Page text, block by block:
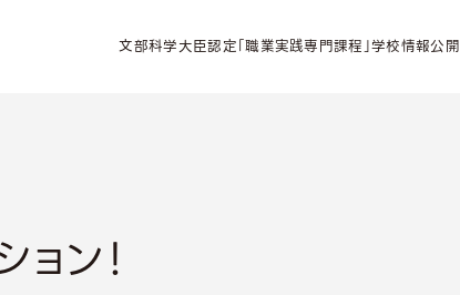
文部科学大臣認定「職業実践専門課程」学校情報公開
ン！